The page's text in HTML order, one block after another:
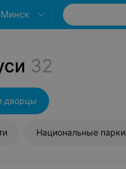
Минск
32
дворцы
Национальные парки